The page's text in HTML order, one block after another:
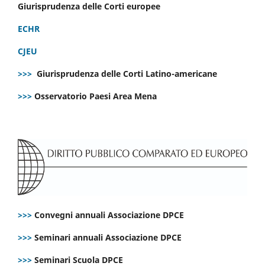
Giurisprudenza delle Corti europee
ECHR
CJEU
>>> Giurisprudenza delle Corti Latino-americane
>>> Osservatorio Paesi Area Mena
>>> Convegni annuali Associazione DPCE
>>> Seminari annuali Associazione DPCE
>>> Seminari Scuola DPCE